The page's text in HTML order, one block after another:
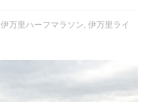
伊万里ハーフマラソン,伊万里ライ